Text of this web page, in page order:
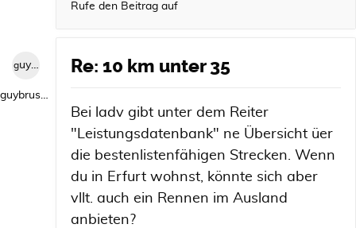
Rufe den Beitrag auf
guybrush1992
guybrush1992
Re: 10 km unter 35
Bei ladv gibt unter dem Reiter
"Leistungsdatenbank" ne Übersicht üer
die bestenlistenfähigen Strecken. Wenn
du in Erfurt wohnst, könnte sich aber
vllt. auch ein Rennen im Ausland
anbieten?